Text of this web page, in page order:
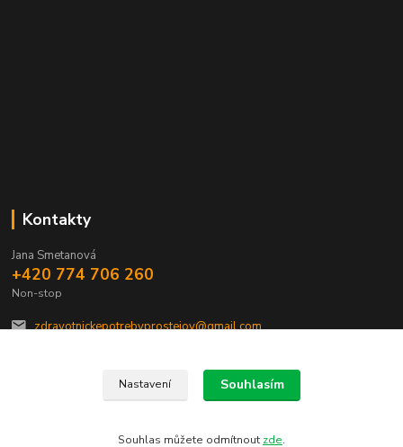
Kontakty
Jana Smetanová
+420 774 706 260
Non-stop
zdravotnickepotrebyprostejov@gmail.com
Nastavení Souhlasím
Souhlas můžete odmítnout zde.